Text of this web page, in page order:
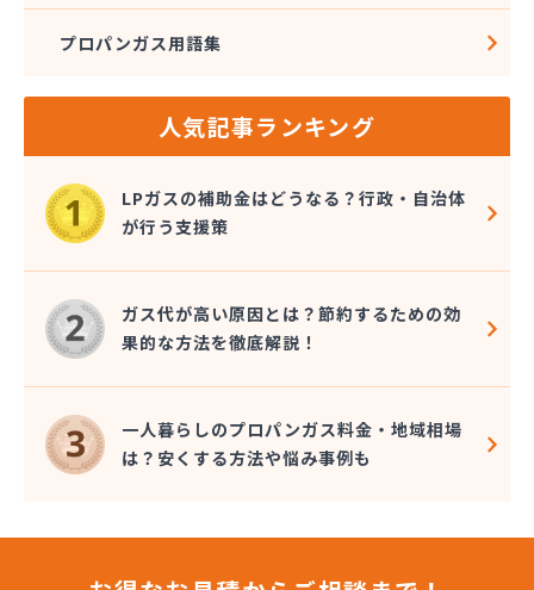
安佐エリア営業所
広島ガス北部販売株式会社 本社祇園分室
業所
広島県LPガス協会・お客様相談所
広島酸素株式会社
広島団地ガス協業組合
佐々木商店
三愛オブリガス中国株式会社 広島支店
三原食糧企業組合・三原食糧プロパン部
三崎商店
秋山プロパン・電器店
松井商事有限会社
松村プロパン
松島燃料店
食協株式会社 広島販売所
食協株式会社 燃料部 燃料課
真田石油株式会社 本社・セルフ府中給油所
プロパンガス用語集
人気記事ランキング
LPガスの補助金はどうなる？行政・自治体
が行う支援策
ガス代が高い原因とは？節約するための効
果的な方法を徹底解説！
一人暮らしのプロパンガス料金・地域相場
は？安くする方法や悩み事例も